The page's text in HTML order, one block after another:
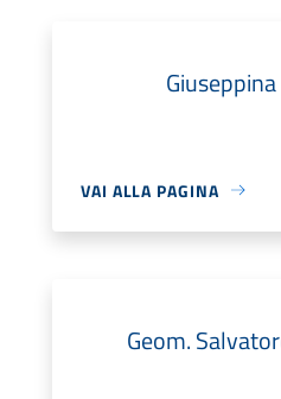
VAI ALLA PAGINA
Geom.